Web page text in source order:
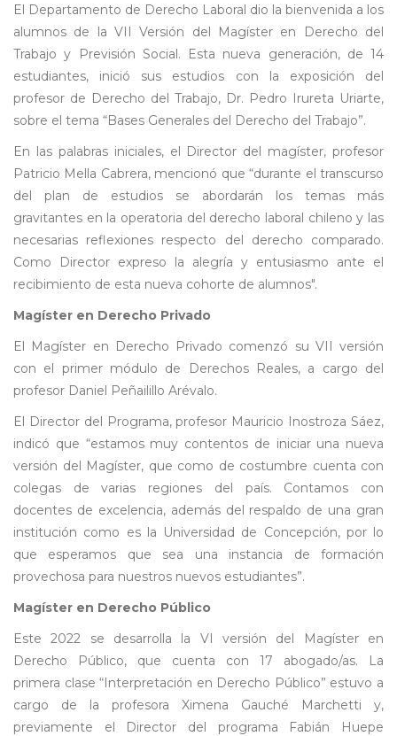
El Departamento de Derecho Laboral dio la bienvenida a los
alumnos de la VII Versión del Magíster en Derecho del
Trabajo y Previsión Social. Esta nueva generación, de 14
estudiantes, inició sus estudios con la exposición del
profesor de Derecho del Trabajo, Dr. Pedro Irureta Uriarte,
sobre el tema “Bases Generales del Derecho del Trabajo”.
En las palabras iniciales, el Director del magíster, profesor
Patricio Mella Cabrera, mencionó que “durante el transcurso
del plan de estudios se abordarán los temas más
gravitantes en la operatoria del derecho laboral chileno y las
necesarias reflexiones respecto del derecho comparado.
Como Director expreso la alegría y entusiasmo ante el
recibimiento de esta nueva cohorte de alumnos".
Magíster en Derecho Privado
El Magíster en Derecho Privado comenzó su VII versión
con el primer módulo de Derechos Reales, a cargo del
profesor Daniel Peñailillo Arévalo.
El Director del Programa, profesor Mauricio Inostroza Sáez,
indicó que “estamos muy contentos de iniciar una nueva
versión del Magíster, que como de costumbre cuenta con
colegas de varias regiones del país. Contamos con
docentes de excelencia, además del respaldo de una gran
institución como es la Universidad de Concepción, por lo
que esperamos que sea una instancia de formación
provechosa para nuestros nuevos estudiantes”.
Magíster en Derecho Público
Este 2022 se desarrolla la VI versión del Magíster en
Derecho Público, que cuenta con 17 abogado/as. La
primera clase “Interpretación en Derecho Público” estuvo a
cargo de la profesora Ximena Gauché Marchetti y,
previamente el Director del programa Fabián Huepe